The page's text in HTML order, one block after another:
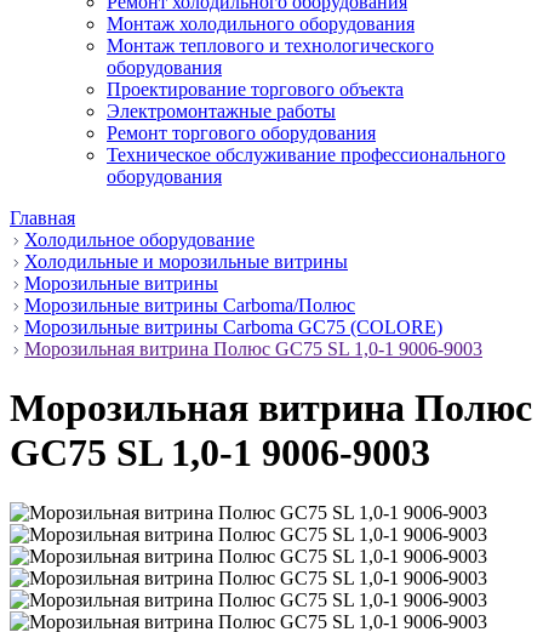
Монтаж холодильного оборудования
Монтаж теплового и технологического
оборудования
Проектирование торгового объекта
Электромонтажные работы
Ремонт торгового оборудования
Техническое обслуживание профессионального
оборудования
Главная
Холодильное оборудование
Холодильные и морозильные витрины
Морозильные витрины
Морозильные витрины Carboma/Полюс
Морозильные витрины Carboma GC75 (COLORE)
Морозильная витрина Полюс GС75 SL 1,0-1 9006-9003
Морозильная витрина Полюс
GС75 SL 1,0-1 9006-9003